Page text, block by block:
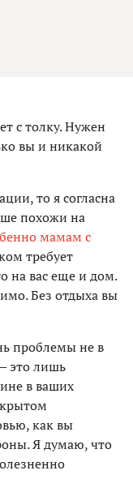
с толку. Нужен
вы и никакой
то я согласна
похожи на
мамам с
требует
на вас еще и дом.
Без отдыха вы
проблемы не в
это лишь
в ваших
как вы
Я думаю, что